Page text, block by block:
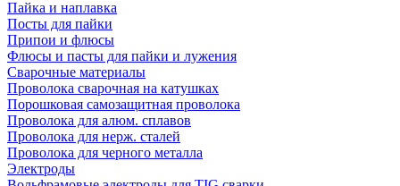
Пайка и наплавка
Посты для пайки
Припои и флюсы
Флюсы и пасты для пайки и лужения
Сварочные материалы
Проволока сварочная на катушках
Порошковая самозащитная проволока
Проволока для алюм. сплавов
Проволока для нерж. сталей
Проволока для черного металла
Электроды